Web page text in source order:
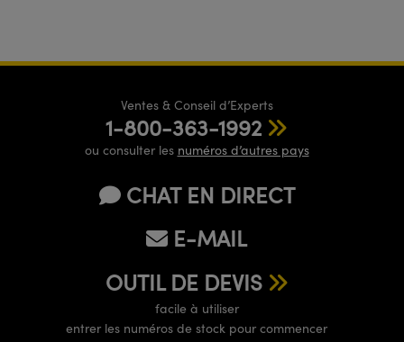
Ventes & Conseil d’Experts
1-800-363-1992
ou consulter les numéros d’autres pays
CHAT EN DIRECT
E-MAIL
OUTIL DE DEVIS
facile à utiliser
entrer les numéros de stock pour commencer